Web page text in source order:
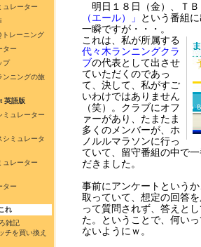
ュレーター
トレーニング
ター
プ
ンニングの旅
英語版
ミュレーター
シミュレータ
ュレーター
ター
れ
雑記
チを買い換え
明日１８日（金）、Ｔ
（エール）」
という番組
一瞬ですが・・・。
これは、私が所属する
代々木ランニングクラ
ブの代表として出させ
ていただくのであっ
て、決して、私がすご
いわけではありません
（笑）。クラブにオフ
ァーがあり、たまたま
多くのメンバーが、ホ
ノルルマラソンに行っ
ていて、留守番組の中で
だきました。
事前にアンケートという
取っていて、想定の回答
って質問されず、答えと
た。ということで、何い
ないようにｗ。